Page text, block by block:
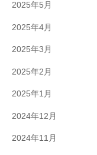
2025年5月
2025年4月
2025年3月
2025年2月
2025年1月
2024年12月
2024年11月